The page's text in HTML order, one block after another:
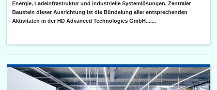
Energie, Ladeinfrastruktur und industrielle Systemlösungen. Zentraler
Baustein dieser Ausrichtung ist die Bündelung aller entsprechenden
Aktivitäten in der HD Advanced Technologies GmbH.......